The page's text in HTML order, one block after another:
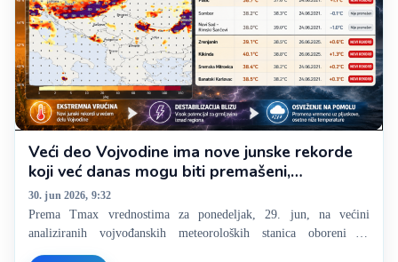
Veći deo Vojvodine ima nove junske rekorde
koji već danas mogu biti premašeni,
destabilizacija i osveženje blizu, šta nam
donose?
30. jun 2026, 9:32
Prema Tmax vrednostima za ponedeljak, 29. jun, na većini
analiziranih vojvođanskih meteoroloških stanica oboreni su
dosadašnji apsolutni temperaturni rekordi za jun. Novi junski